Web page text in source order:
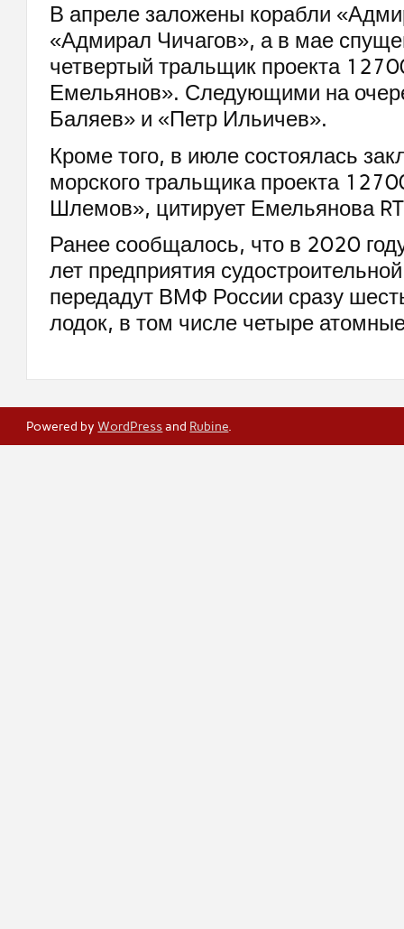
В апреле заложены корабли
«Адмирал Чичагов», а в мае
четвертый тральщик проекта
Емельянов». Следующими на
Баляев» и «Петр Ильичев».
Кроме того, в июле состоялась
морского тральщика проекта
Шлемов», цитирует Емельянова
Ранее сообщалось, что в 2020
лет предприятия
передадут ВМФ России сразу
лодок, в том числе четыре
Powered byWordPressand Rubine